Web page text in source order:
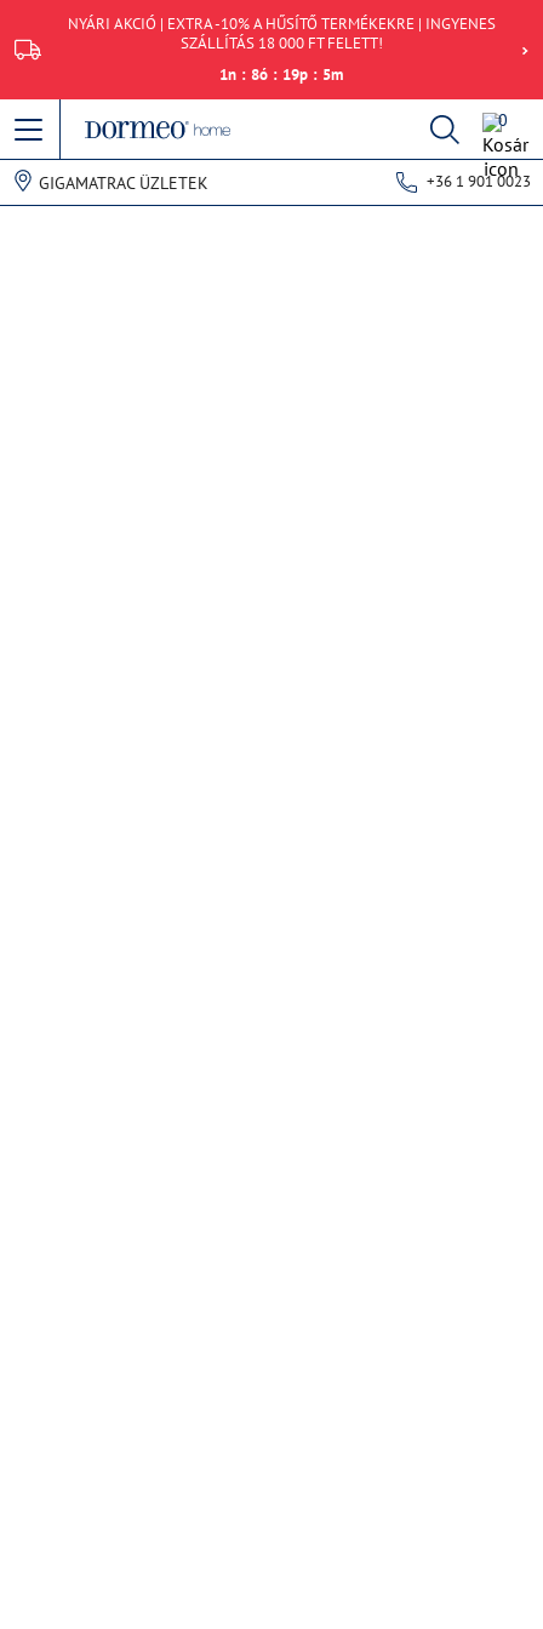
NYÁRI AKCIÓ | EXTRA -10% A HŰSÍTŐ TERMÉKEKRE | INGYENES
SZÁLLÍTÁS 18 000 FT FELETT!
1n : 8ó : 19p : 5m
0
GIGAMATRAC ÜZLETEK +36 1 901 0023